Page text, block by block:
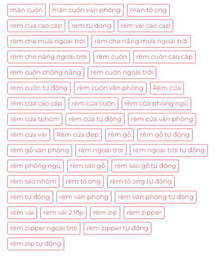
màn cuốn màn cuốn văn phòng màn tổ ong
rem cua cao cap rem tu dong rem vai cao cap
rèm che mưa ngoài trời rèm che nắng mưa ngoài trời
rèm che nắng ngoài trời rèm cuốn rèm cuốn cao cấp
rèm cuốn chống nắng rèm cuốn ngoài trời
rèm cuốn tự động rèm cuốn văn phòng Rèm cửa
rèm cửa cao cấp rèm cửa cuốn rèm cửa phòng ngủ
rèm cửa tphcm rèm cửa tự động rèm cửa văn phòng
rèm cửa vải Rèm cửa đẹp rèm gỗ rèm gỗ tự động
rèm gỗ văn phòng rèm ngoài trời rèm ngoài trời tự động
rèm phòng ngủ rèm sáo gỗ rèm sáo gỗ tự động
rèm sáo nhôm rèm tổ ong rèm tổ ong tự động
rèm tự động rèm văn phòng rèm văn phòng tự động
rèm vải rèm vải 2 lớp rèm zip rèm zipper
rèm zipper ngoài trời rèm zipper tự động
rèm zip tự động